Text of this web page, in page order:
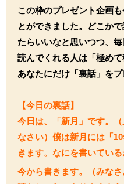
この枠のプレゼント企画
とができました。どこか
たらいいなと思いつつ、
読んでくれる人は「極め
あなたにだけ「裏話」をプ
【今日の裏話】
今日は、「新月」です。
なさい）僕は新月には「
きます。なにを書いてい
今から書きます。（みな